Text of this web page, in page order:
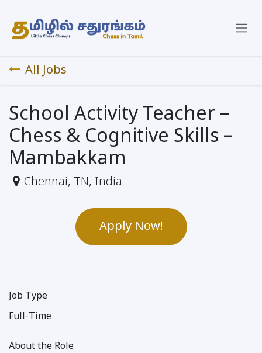
All Jobs
School Activity Teacher –
Chess & Cognitive Skills –
Mambakkam
Chennai, TN, India
Apply Now!
Job Type
Full-Time
About the Role